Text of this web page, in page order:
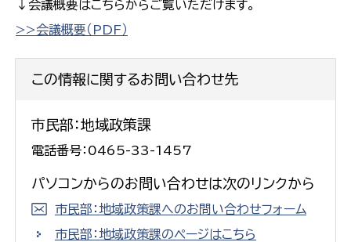
↓会議概要はこちらからご覧いただけます。
>>会議概要（PDF）
この情報に関するお問い合わせ先
市民部：地域政策課
電話番号：0465-33-1457
パソコンからのお問い合わせは次のリンクから
市民部：地域政策課へのお問い合わせフォーム
市民部：地域政策課のページはこちら